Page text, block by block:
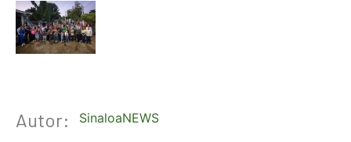
Autor: SinaloaNEWS